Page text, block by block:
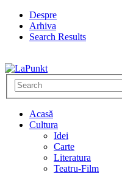
Despre
Arhiva
Search Results
Acasă
Cultura
Idei
Carte
Literatura
Teatru-Film